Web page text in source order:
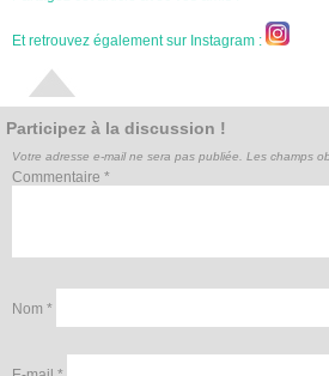
Et retrouvez également sur Instagram :
Participez à la discussion !
Votre adresse e-mail ne sera pas publiée. Les champs
Commentaire *
Nom *